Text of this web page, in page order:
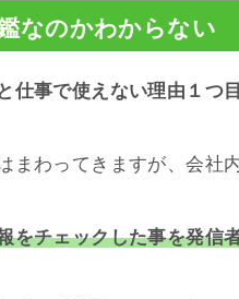
なのかわからない
仕事で使えない理由１つ目
まわってきますが、会社
をチェックした事を発信